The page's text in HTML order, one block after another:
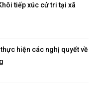
tiếp xúc cử tri tại xã
hiện các nghị quyết về